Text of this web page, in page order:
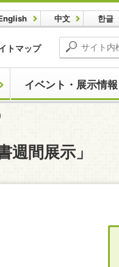
中文 한글
トマップ
イベント・展示情報
間展示」